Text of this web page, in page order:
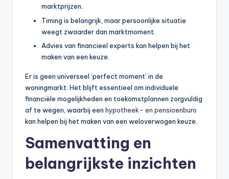
marktprijzen.
Timing is belangrijk, maar persoonlijke situatie
weegt zwaarder dan marktmoment.
Advies van financieel experts kan helpen bij het
maken van een keuze.
Er is geen universeel ‘perfect moment’ in de
woningmarkt. Het blijft essentieel om individuele
financiële mogelijkheden en toekomstplannen zorgvuldig
af te wegen, waarbij een hypotheek- en pensioenburo
kan helpen bij het maken van een weloverwogen keuze.
Samenvatting en
belangrijkste inzichten